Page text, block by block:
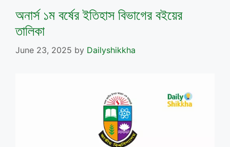
অনার্স ১ম বর্ষের ইতিহাস বিভাগের বইয়ের
তালিকা
June 23, 2025 by Dailyshikkha